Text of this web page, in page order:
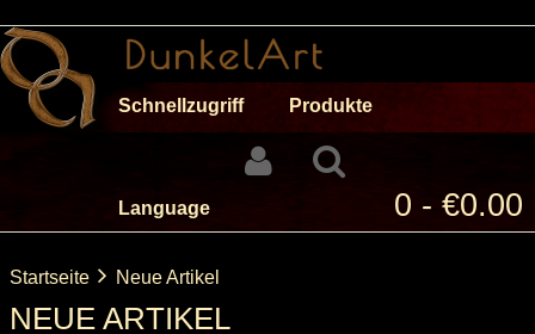
Schnellzugriff Produkte
Language 0 - €0.00
Startseite Neue Artikel
NEUE ARTIKEL